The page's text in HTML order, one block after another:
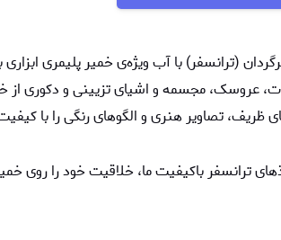
(ترانسفر) با آب ویژه‌ی خمیر پلیمری
عروسک، مجسمه‌ و اشیای تزیینی و دکوری از
ظریف، تصاویر هنری و الگوهای رنگی را با
ترانسفر باکیفیت ما، خلاقیت خود را روی